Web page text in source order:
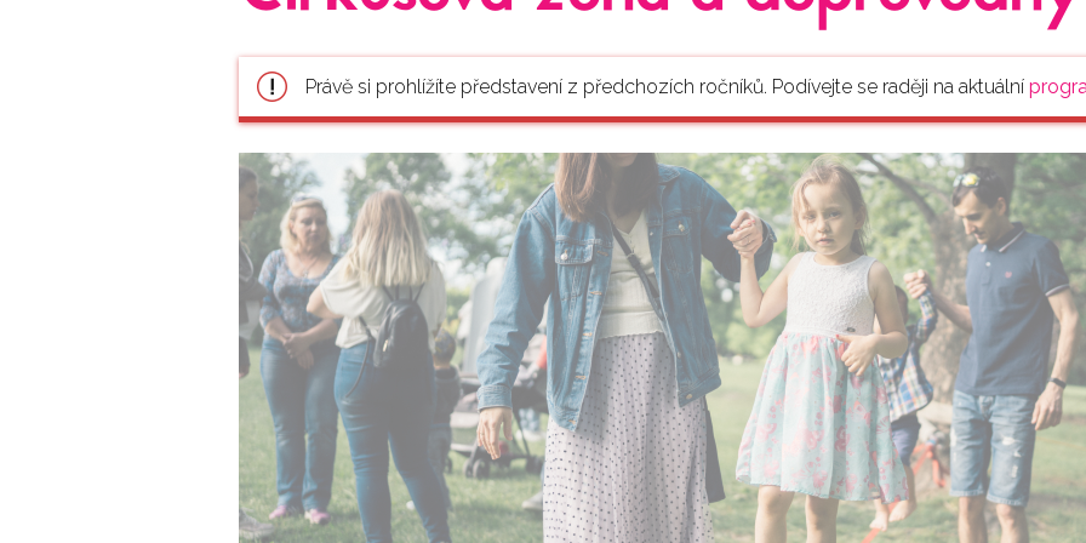
Právě si prohlížíte představení z předchozích ročníků. Podívejte se raději na aktuální